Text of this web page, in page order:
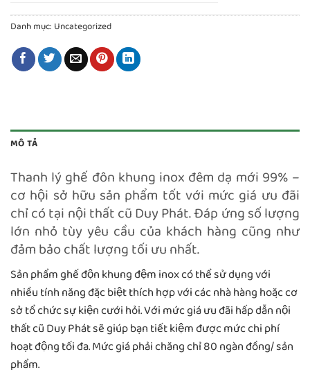
Danh mục: Uncategorized
MÔ TẢ
Thanh lý ghế đôn khung inox đêm dạ mới 99% –
cơ hội sở hữu sản phẩm tốt với mức giá ưu đãi
chỉ có tại nội thất cũ Duy Phát. Đáp ứng số lượng
lớn nhỏ tùy yêu cầu của khách hàng cũng như
đảm bảo chất lượng tối ưu nhất.
Sản phẩm ghế độn khung đệm inox có thể sử dụng với
nhiều tính năng đặc biệt thích hợp với các nhà hàng hoặc cơ
sở tổ chức sự kiện cưới hỏi. Với mức giá ưu đãi hấp dẫn nội
thất cũ Duy Phát sẽ giúp bạn tiết kiệm được mức chi phí
hoạt động tối đa. Mức giá phải chăng chỉ 80 ngàn đồng/ sản
phẩm.